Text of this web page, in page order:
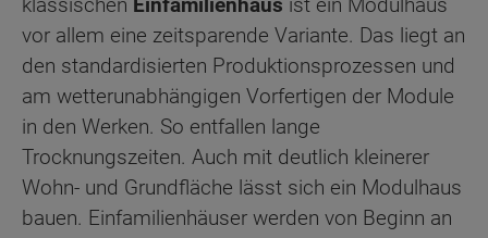
vor allem eine zeitsparende Variante. Das liegt an
den standardisierten Produktionsprozessen und
am wetterunabhängigen Vorfertigen der Module
in den Werken. So entfallen lange
Trocknungszeiten. Auch mit deutlich kleinerer
Wohn- und Grundfläche lässt sich ein Modulhaus
bauen. Einfamilienhäuser werden von Beginn an